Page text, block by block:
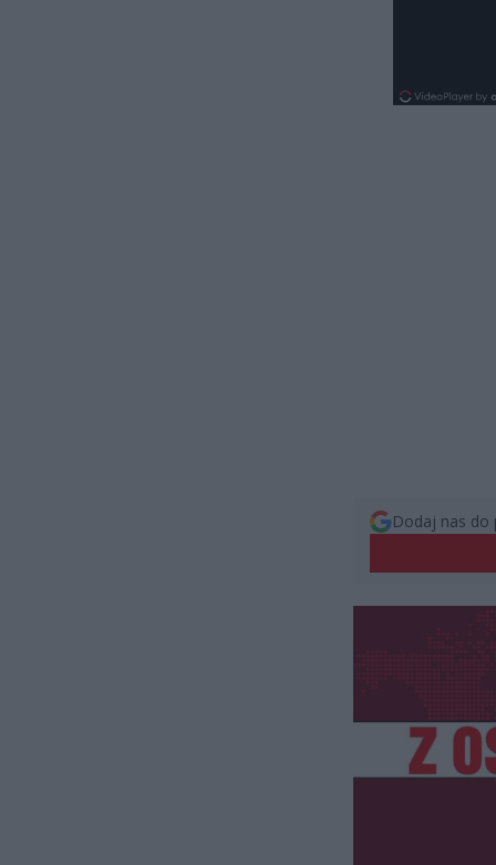
Dodaj nas do